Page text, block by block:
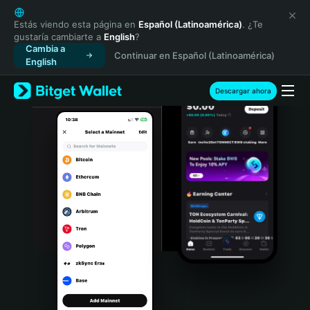
English
日本語
Tiếng Việt
Русский
Español (Latinoamérica)
Türkçe
Italiano
Português (Portugal)
Bahasa Indonesia
Português (Brasil)
Español (Argentina)
Estás viendo esta página en Español (Latinoamérica). ¿Te
gustaría cambiarte a English?
Cambia a
English
Continuar en Español (Latinoamérica)
Descargar ahora